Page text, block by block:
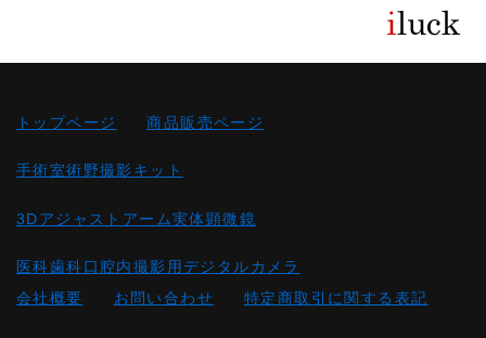
トップページ 商品販売ページ
手術室術野撮影キット
3Dアジャストアーム実体顕微鏡
医科歯科口腔内撮影用デジタルカメラ
会社概要
お問い合わせ 特定商取引に関する表記